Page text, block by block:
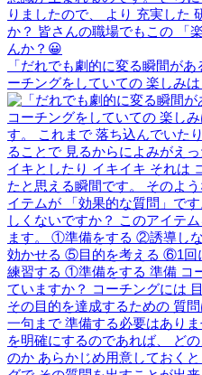
「だれでも劇的に変る瞬間が
ーチングをしていての 楽しみ